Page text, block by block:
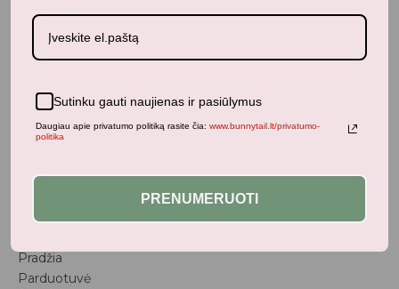
Parduotuvė
Aksesuarai
Apranga
Pažaiskime
Populiariausi
Vaiko Kambarys
Naujienos
Nuorodos
Pradžia
Parduotuvė
Sutinku gauti naujienas ir pasiūlymus
Daugiau apie privatumo politiką rasite čia: www.bunnytail.lt/privatumo-
politika
PRENUMERUOTI